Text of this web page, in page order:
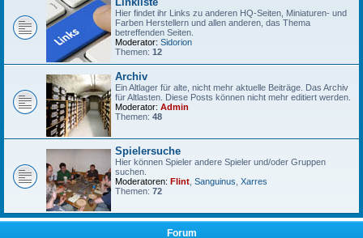
Hier findet ihr Links zu anderen HQ-Seiten, Miniaturen- und
Farben Herstellern und allen anderen, das Thema
betreffenden Seiten.
Moderator: Sidorion
Themen: 12
Archiv
Ein Altlager für alte, nicht mehr aktuelle Beiträge. Das Archiv
für Altlasten. Diese Posts können nicht mehr editiert werden.
Moderator: Admin
Themen: 48
Spielersuche
Hier können Spieler andere Spieler und/oder Gruppen
suchen.
Moderatoren: Flint Sanguinus Xarres
Themen: 72
Forum